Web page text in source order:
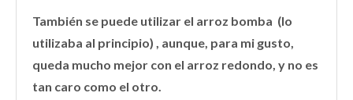
También se puede utilizar el arroz bomba (lo
utilizaba al principio) , aunque, para mi gusto,
queda mucho mejor con el arroz redondo, y no es
tan caro como el otro.